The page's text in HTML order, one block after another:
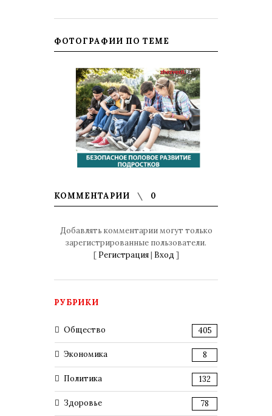
ФОТОГРАФИИ ПО ТЕМЕ
КОММЕНТАРИИ 0
Добавлять комментарии могут только
зарегистрированные пользователи.
[ Регистрация| Вход ]
РУБРИКИ
Общество 405
Экономика 8
Политика 132
Здоровье 78